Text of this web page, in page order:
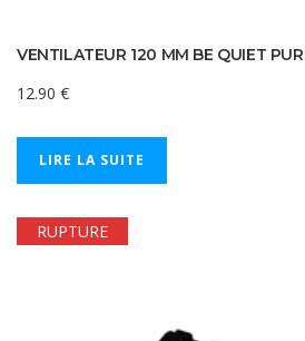
VENTILATEUR 120 MM BE QUIET
12.90 €
LIRE LA SUITE
RUPTURE